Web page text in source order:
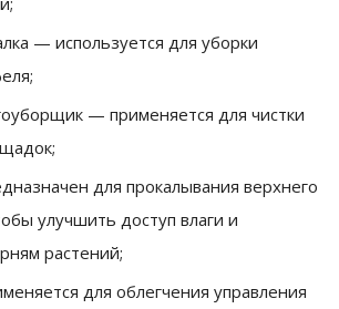
— используется для уборки
— применяется для чистки
для прокалывания верхнего
улучшить доступ влаги и
растений;
для облегчения управления